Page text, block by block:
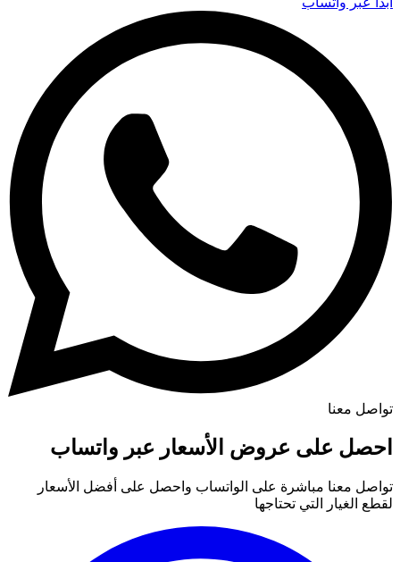
تواصل معنا
احصل على عروض الأسعار عبر واتساب
تواصل معنا مباشرة على الواتساب واحصل على أفضل الأسعار
لقطع الغيار التي تحتاجها